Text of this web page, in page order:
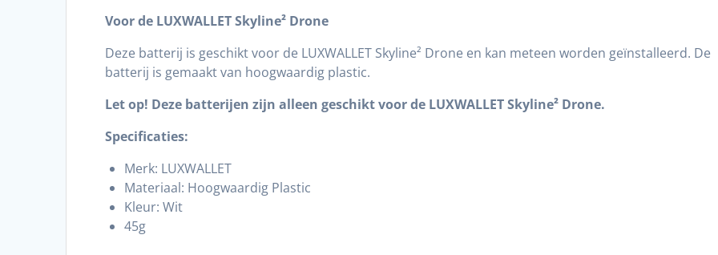
Voor de LUXWALLET Skyline² Drone
Deze batterij is geschikt voor de LUXWALLET Skyline² Drone en kan meteen worden geïnstalleerd. De
batterij is gemaakt van hoogwaardig plastic.
Let op! Deze batterijen zijn alleen geschikt voor de LUXWALLET Skyline² Drone.
Specificaties:
Merk: LUXWALLET
Materiaal: Hoogwaardig Plastic
Kleur: Wit
45g